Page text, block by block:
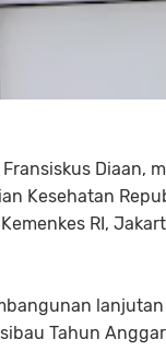
Diaan,
Kesehatan
RI,
Tahun